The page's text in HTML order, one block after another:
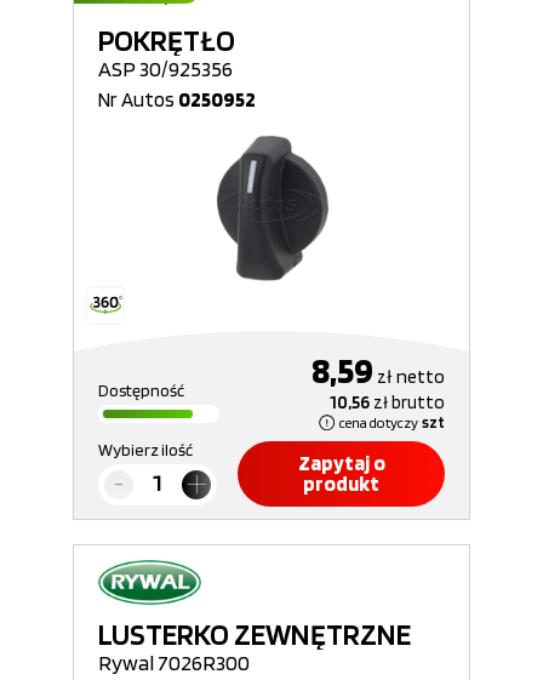
POKRĘTŁO
ASP 30/925356
Nr Autos 0250952
Dostępność 8,59 złnetto
10,56 złbrutto
cena dotyczy szt
Wybierz ilość
Zapytaj o
produkt
LUSTERKO ZEWNĘTRZNE
Rywal 7026R300